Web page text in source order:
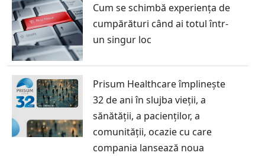
Cum se schimbă experiența de
cumpărături când ai totul într-
un singur loc
Prisum Healthcare împlinește
32 de ani în slujba vieții, a
sănătății, a pacienților, a
comunității, ocazie cu care
compania lansează noua